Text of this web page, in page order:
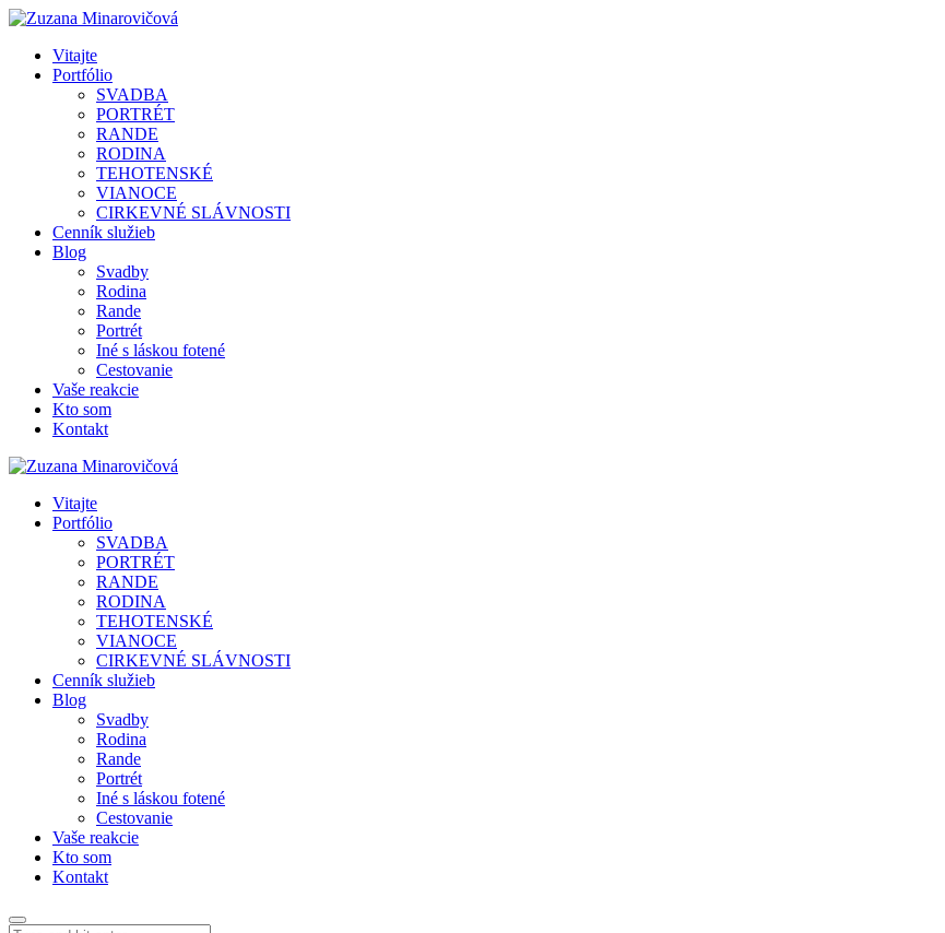
Vitajte
Portfólio
SVADBA
PORTRÉT
RANDE
RODINA
TEHOTENSKÉ
VIANOCE
CIRKEVNÉ SLÁVNOSTI
Cenník služieb
Blog
Svadby
Rodina
Rande
Portrét
Iné s láskou fotené
Cestovanie
Vaše reakcie
Kto som
Kontakt
Vitajte
Portfólio
SVADBA
PORTRÉT
RANDE
RODINA
TEHOTENSKÉ
VIANOCE
CIRKEVNÉ SLÁVNOSTI
Cenník služieb
Blog
Svadby
Rodina
Rande
Portrét
Iné s láskou fotené
Cestovanie
Vaše reakcie
Kto som
Kontakt